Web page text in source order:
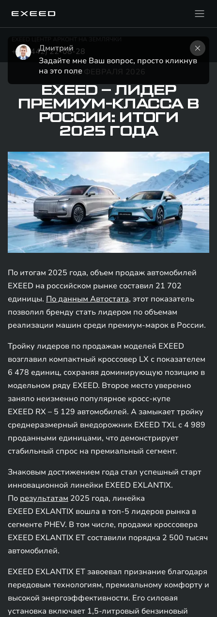
EXEED ЦЕНТР АРКОНТ НА ЗЕМЛЯЧКИ
+7 (8442) 22-08-28
11 ФЕВРАЛЯ 2026
EXEED – ЛИДЕР
ПРЕМИУМ-КЛАССА В
РОССИИ: ИТОГИ
2025 ГОДА
По итогам 2025 года, объем продаж автомобилей
EXEED на российском рынке составил 21 702
единицы. По данным Автостата, этот показатель
позволил бренду стать лидером по объемам
реализации машин среди премиум-марок в России.
Тройку лидеров по продажам моделей EXEED
возглавил компактный кроссовер LX с показателем
6 478 единиц, сохраняя доминирующую позицию в
модельном ряду EXEED. Второе место уверенно
заняло неизменно популярное кросс-купе
EXEED RX – 5 129 автомобилей. А замыкает тройку
среднеразмерный внедорожник EXEED TXL с 4 989
проданными единицами, что демонстрирует
стабильный спрос на премиальный сегмент.
Знаковым достижением года стал успешный старт
инновационной линейки EXEED EXLANTIX.
По результатам 2025 года, линейка
EXEED EXLANTIX вошла в топ-5 лидеров рынка в
сегменте PHEV. В том числе, продажи кроссовера
EXEED EXLANTIX ET составили порядка 2 500 тысяч
автомобилей.
EXEED EXLANTIX ET завоевал признание благодаря
передовым технологиям, премиальному комфорту и
высокой энергоэффективности. Его силовая
установка включает 1,5-литровый бензиновый
Дмитрий
Задайте мне Ваш вопрос, просто кликнув
на это поле